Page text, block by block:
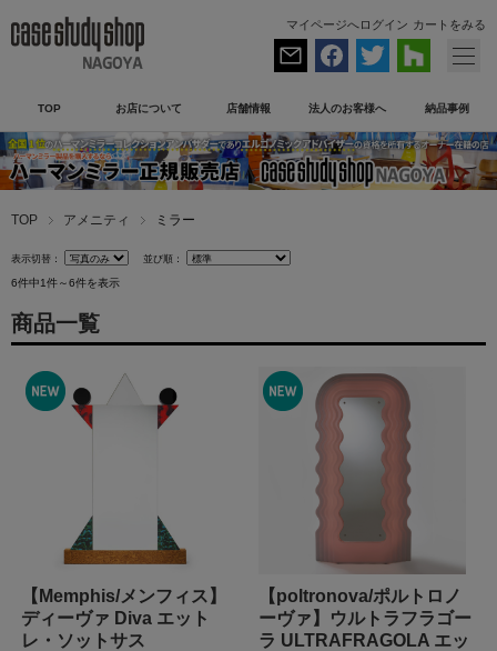
マイページへログイン カートをみる
TOP お店について 店舗情報 法人のお客様へ 納品事例
TOP アメニティ ミラー
表示切替： 並び順：
6件中1件～6件を表示
商品一覧
【Memphis/メンフィス】
ディーヴァ Diva エット
レ・ソットサス
【poltronova/ポルトロノ
ーヴァ】ウルトラフラゴー
ラ ULTRAFRAGOLA エッ